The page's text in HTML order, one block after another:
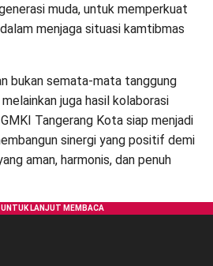
muda, untuk memperkuat
menjaga situasi kamtibmas
bukan semata-mata tanggung
juga hasil kolaborasi
Tangerang Kota siap menjadi
sinergi yang positif demi
aman, harmonis, dan penuh